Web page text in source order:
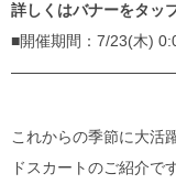
詳しくはバナーをタッ
■開催期間：7/23(木)
これからの季節に大活
ドスカートのご紹介です